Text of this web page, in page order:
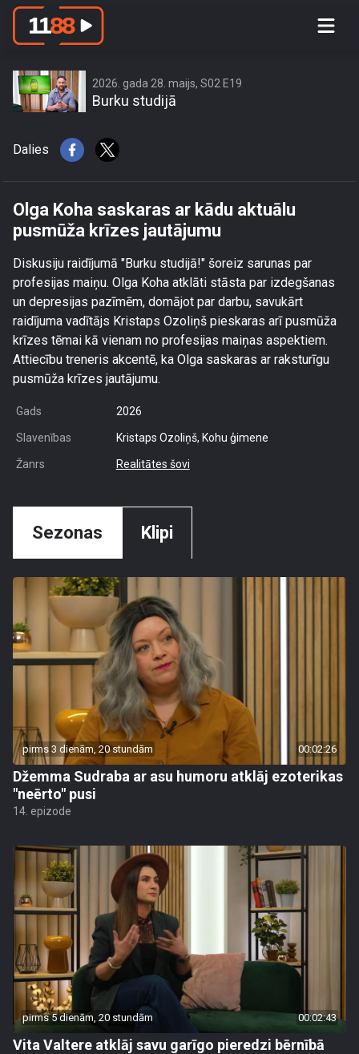
Olga Koha saskaras ar kādu aktuālu
2026. gada 28. maijs, S02 E19
Burku studijā
Dalies
Olga Koha saskaras ar kādu aktuālu
pusmūža krīzes jautājumu
Diskusiju raidījumā "Burku studijā!" šoreiz sarunas par
profesijas maiņu. Olga Koha atklāti stāsta par izdegšanas
un depresijas pazīmēm, domājot par darbu, savukārt
raidījuma vadītājs Kristaps Ozoliņš pieskaras arī pusmūža
krīzes tēmai kā vienam no profesijas maiņas aspektiem.
Attiecību treneris akcentē, ka Olga saskaras ar raksturīgu
pusmūža krīzes jautājumu.
Gads 2026
Slavenības Kristaps Ozoliņš, Kohu ģimene
Žanrs Realitātes šovi
Sezonas Klipi
pirms 3 dienām, 20 stundām 00:02:26
Džemma Sudraba ar asu humoru atklāj ezoterikas
"neērto" pusi
14. epizode
pirms 5 dienām, 20 stundām 00:02:43
Vita Valtere atklāj savu garīgo pieredzi bērnībā